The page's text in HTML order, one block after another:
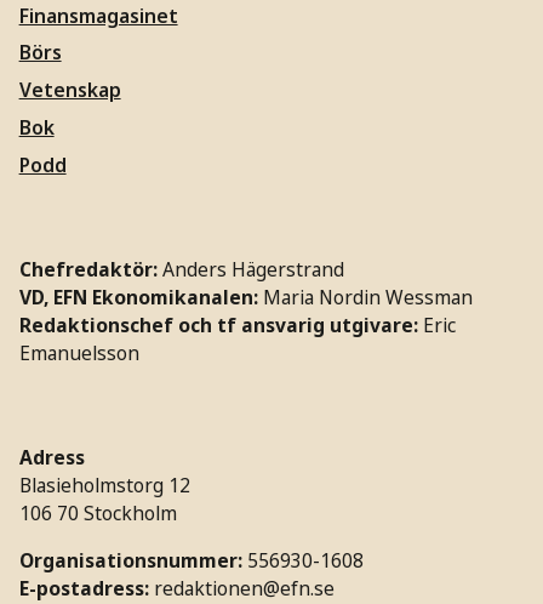
Finansmagasinet
Börs
Vetenskap
Bok
Podd
Chefredaktör:Anders Hägerstrand
VD, EFN Ekonomikanalen: Maria Nordin Wessman
Redaktionschef och tf ansvarig utgivare: Eric
Emanuelsson
Adress
Blasieholmstorg 12
106 70 Stockholm
Organisationsnummer: 556930-1608
E-postadress: redaktionen@efn.se